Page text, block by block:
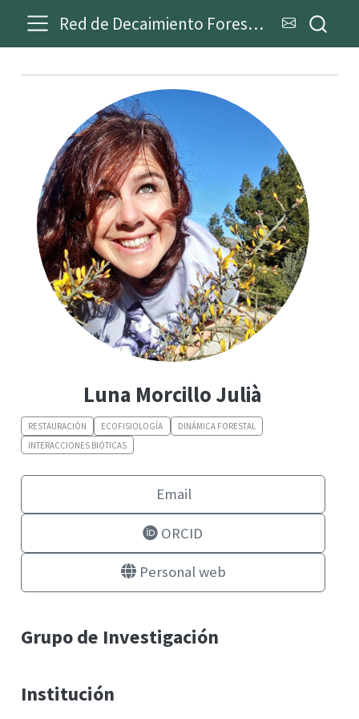
Red de Decaimiento Forestal
Luna Morcillo Julià
RESTAURACIÓN ECOFISIOLOGÍA
DINÁMICA FORESTAL
INTERACCIONES BIÓTICAS
Email
ORCID
Personal web
Grupo de Investigación
Institución